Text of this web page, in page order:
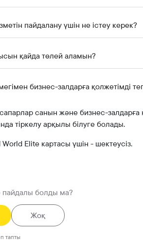
пайдалану үшін не істеу керек?
қайда төлей аламын?
бизнес-залдарға қолжетімді
санын және бизнес-
тіркелу арқылы білуге болады.
World Elite картасы үшін - шектеусіз.
пайдалы болды ма?
Жоқ
тапты